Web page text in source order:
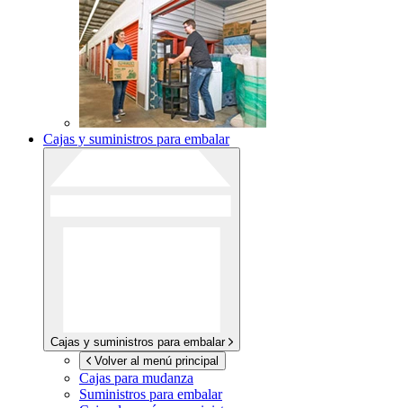
Cajas y suministros para embalar
Cajas y suministros para embalar
Volver al menú principal
Cajas para mudanza
Suministros para embalar